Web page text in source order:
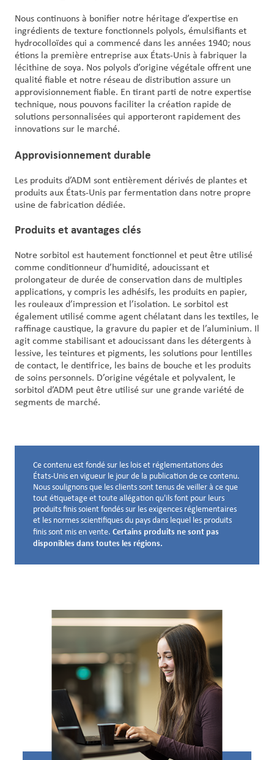
Nous continuons à bonifier notre héritage d’expertise en
ingrédients de texture fonctionnels polyols, émulsifiants et
hydrocolloïdes qui a commencé dans les années 1940; nous
étions la première entreprise aux États-Unis à fabriquer la
lécithine de soya. Nos polyols d’origine végétale offrent une
qualité fiable et notre réseau de distribution assure un
approvisionnement fiable. En tirant parti de notre expertise
technique, nous pouvons faciliter la création rapide de
solutions personnalisées qui apporteront rapidement des
innovations sur le marché.
Approvisionnement durable
Les produits d’ADM sont entièrement dérivés de plantes et
produits aux États-Unis par fermentation dans notre propre
usine de fabrication dédiée.
Produits et avantages clés
Notre sorbitol est hautement fonctionnel et peut être utilisé
comme conditionneur d’humidité, adoucissant et
prolongateur de durée de conservation dans de multiples
applications, y compris les adhésifs, les produits en papier,
les rouleaux d’impression et l’isolation. Le sorbitol est
également utilisé comme agent chélatant dans les textiles, le
raffinage caustique, la gravure du papier et de l’aluminium. Il
agit comme stabilisant et adoucissant dans les détergents à
lessive, les teintures et pigments, les solutions pour lentilles
de contact, le dentifrice, les bains de bouche et les produits
de soins personnels. D’origine végétale et polyvalent, le
sorbitol d’ADM peut être utilisé sur une grande variété de
segments de marché.
Avis de non-responsabilité ci-dessous
Ce contenu est fondé sur les lois et réglementations des
États-Unis en vigueur le jour de la publication de ce contenu.
Nous soulignons que les clients sont tenus de veiller à ce que
tout étiquetage et toute allégation qu'ils font pour leurs
produits finis soient fondés sur les exigences réglementaires
et les normes scientifiques du pays dans lequel les produits
finis sont mis en vente. Certains produits ne sont pas
disponibles dans toutes les régions.